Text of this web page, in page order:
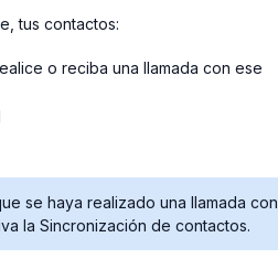
tus contactos:
o reciba una llamada con ese
se haya realizado una llamada con
la Sincronización de contactos.